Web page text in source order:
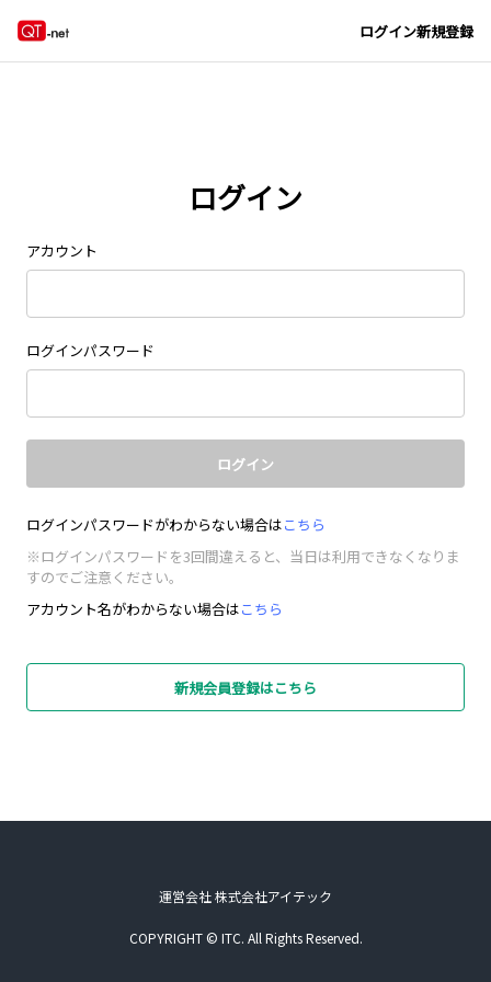
ログイン新規登録
ログイン
アカウント
ログインパスワード
ログイン
ログインパスワードがわからない場合はこちら
※ログインパスワードを3回間違えると、当日は利用できなくなりま
すのでご注意ください。
アカウント名がわからない場合はこちら
新規会員登録はこちら
運営会社 株式会社アイテック
COPYRIGHT © ITC. All Rights Reserved.